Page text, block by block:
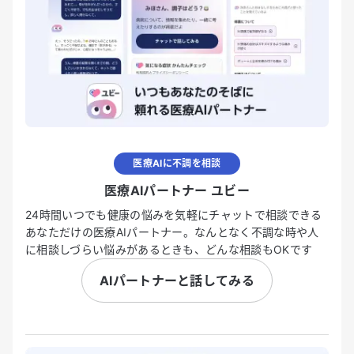
医療AIに不調を相談
医療AIパートナー ユビー
24時間いつでも健康の悩みを気軽にチャットで相談できる
あなただけの医療AIパートナー。なんとなく不調な時や人
に相談しづらい悩みがあるときも、どんな相談もOKです
AIパートナーと話してみる